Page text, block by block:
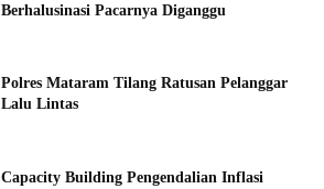
Berhalusinasi Pacarnya Diganggu
Polres Mataram Tilang Ratusan Pelanggar
Lalu Lintas
Capacity Building Pengendalian Inflasi